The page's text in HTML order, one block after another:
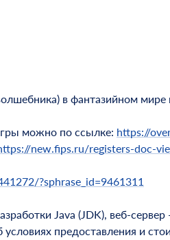
в фантазийном
можно по ссылке: https://
new.fips.ru/registers-doc-
?sphrase_id=9461311
Java (JDK), веб-сервер
предоставления и